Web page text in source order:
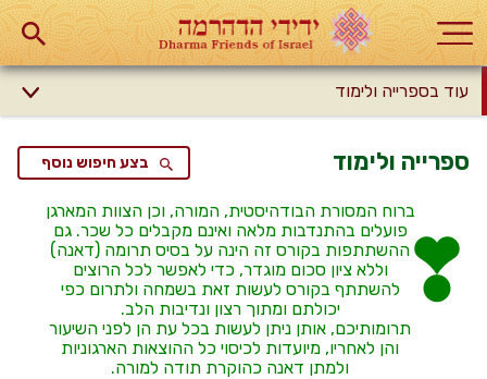
עוד בספרייה ולימוד
ספרייה ולימוד בצע חיפוש נוסף
ברוח המסורת הבודהיסטית, המורה, וכן הצוות המארגן
פועלים בהתנדבות מלאה ואינם מקבלים כל שכר. גם
ההשתתפות בקורס זה הינה על בסיס תרומה (דאנה)
וללא ציון סכום מוגדר, כדי לאפשר לכל הרוצים
להשתתף בקורס לעשות זאת בשמחה ולתרום כפי
יכולתם ומתוך רצון ונדיבות הלב.
תרומותיכם, אותן ניתן לעשות בכל עת הן לפני השיעור
והן לאחריו, מיועדות לכיסוי כל ההוצאות הארגוניות
ולמתן דאנה כהוקרת תודה למורה.